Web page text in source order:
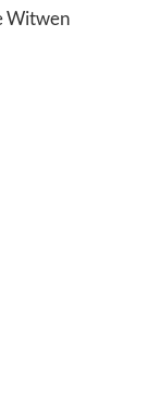
Witwen